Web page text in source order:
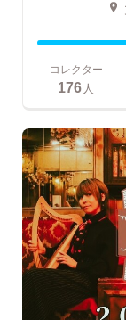
コレクター
176 人